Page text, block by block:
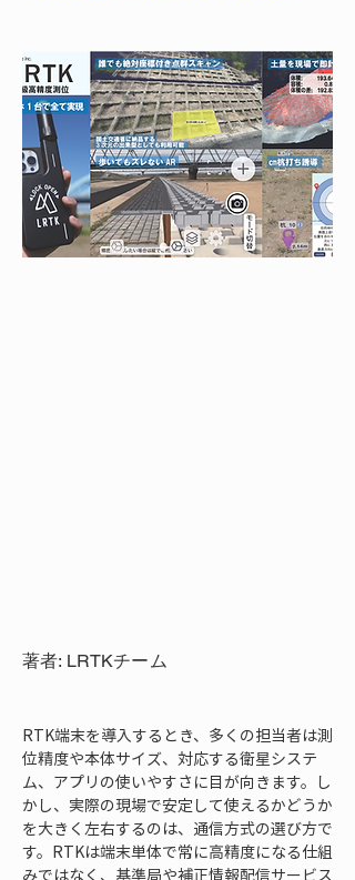
著者: LRTKチーム
RTK端末を導入するとき、多くの担当者は測
位精度や本体サイズ、対応する衛星システ
ム、アプリの使いやすさに目が向きます。し
かし、実際の現場で安定して使えるかどうか
を大きく左右するのは、通信方式の選び方で
す。RTKは端末単体で常に高精度になる仕組
みではなく、基準局や補正情報配信サービス